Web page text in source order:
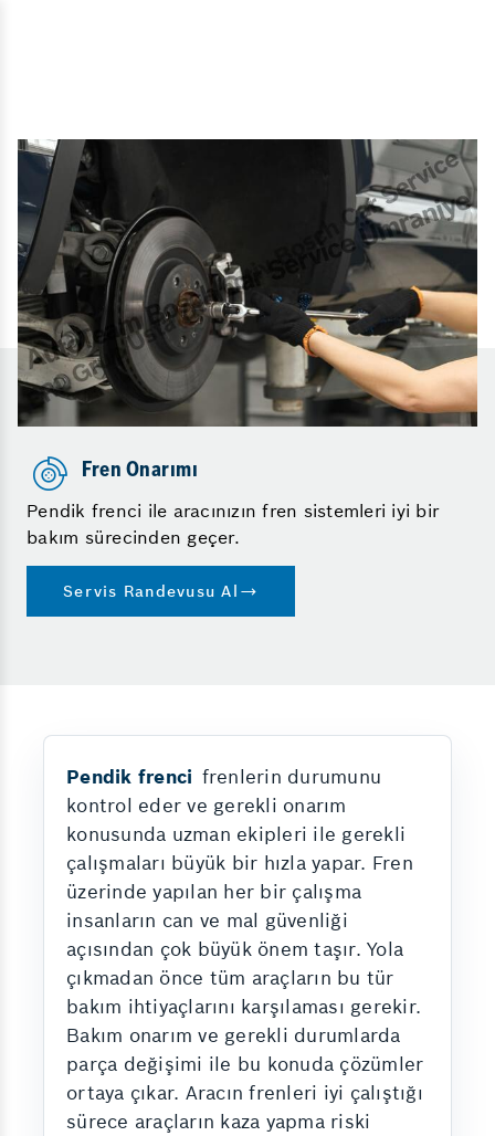
Fren Onarımı
Pendik frenci ile aracınızın fren sistemleri iyi bir
bakım sürecinden geçer.
Servis Randevusu Al
Pendik frenci frenlerin durumunu
kontrol eder ve gerekli onarım
konusunda uzman ekipleri ile gerekli
çalışmaları büyük bir hızla yapar. Fren
üzerinde yapılan her bir çalışma
insanların can ve mal güvenliği
açısından çok büyük önem taşır. Yola
çıkmadan önce tüm araçların bu tür
bakım ihtiyaçlarını karşılaması gerekir.
Bakım onarım ve gerekli durumlarda
parça değişimi ile bu konuda çözümler
ortaya çıkar. Aracın frenleri iyi çalıştığı
sürece araçların kaza yapma riski